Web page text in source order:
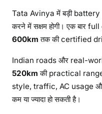
Tata Avinya में बड़ी battery
करने में सक्षम होगी। एक बार
600km तक की certified
Indian roads और real-
520km की practical range
style, traffic, AC usage
कम या ज्यादा हो सकती है।